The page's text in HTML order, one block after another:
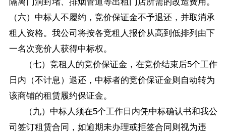
（六）中标人不履约，竞价保证金不予退还，并取消承
租人资格。我公司将按各竞租人报价从高到低排列由下
一名次竞价人获得中标权。
（七）竞租人的竞价保证金，在竞价结束后5个工作
日内（不计息）退还，中标者的竞价保证金则自动转为
该商铺的租赁履约保证金。
（九）中标人须在5个工作日内凭中标确认书和我公
司签订租赁合同，如逾期未办理或拒签合同则视为违